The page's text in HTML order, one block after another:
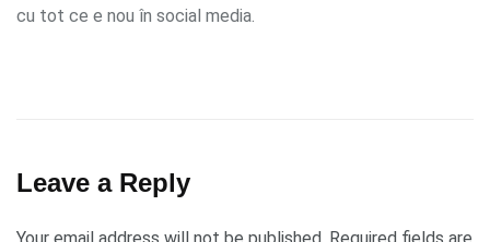
cu tot ce e nou în social media.
Leave a Reply
Your email address will not be published. Required fields are